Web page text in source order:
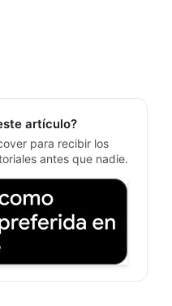
artículo?
para recibir los
antes que nadie.